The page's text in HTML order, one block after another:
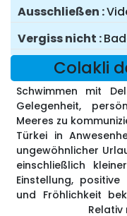
Ausschließen
Vergiss nicht
Colakli
Schwimmen mit
Gelegenheit,
Meeres zu
Türkei in
ungewöhnlicher
einschließlich
Einstellung,
und Fröhlichkeit
Relativ